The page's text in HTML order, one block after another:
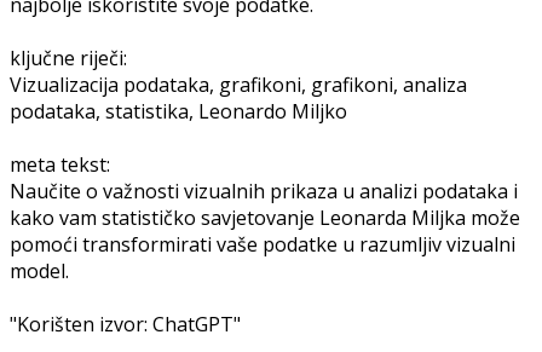
ključne riječi:
Vizualizacija podataka, grafikoni, grafikoni, analiza
podataka, statistika, Leonardo Miljko
meta tekst:
Naučite o važnosti vizualnih prikaza u analizi podataka i
kako vam statističko savjetovanje Leonarda Miljka može
pomoći transformirati vaše podatke u razumljiv vizualni
model.
"Korišten izvor: ChatGPT"